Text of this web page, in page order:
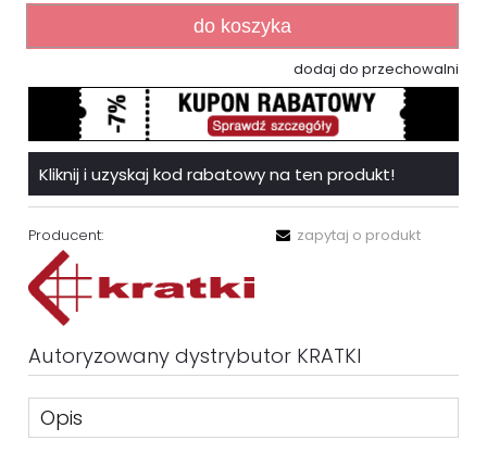
do koszyka
dodaj do przechowalni
Kliknij i uzyskaj kod rabatowy na ten produkt!
Producent: zapytaj o produkt
Autoryzowany dystrybutor KRATKI
Opis